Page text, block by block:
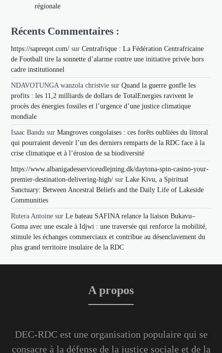
régionale
Récents Commentaires :
https://sapreqot.com/ surCentrafrique : La Fédération Centrafricaine
de Football tire la sonnette d’alarme contre une initiative privée hors
cadre institutionnel
NDAVOTUNGA wanzola christvie surQuand la guerre gonfle les
profits : les 11,2 milliards de dollars de TotalEnergies ravivent le
procès des énergies fossiles et l’urgence d’une justice climatique
mondiale
Isaac Bandu surMangroves congolaises : ces forêts oubliées du littoral
qui pourraient devenir l’un des derniers remparts de la RDC face à la
crise climatique et à l’érosion de sa biodiversité
https://www.albanigadesserviceudlejning.dk/daytona-spin-casino-your-
premier-destination-delivering-high/ surLake Kivu, a Spiritual
Sanctuary: Between Ancestral Beliefs and the Daily Life of Lakeside
Communities
Rutera Antoine surLe bateau SAFINA relance la liaison Bukavu–
Goma avec une escale à Idjwi : une traversée qui renforce la mobilité,
stimule les échanges commerciaux et contribue au désenclavement du
plus grand territoire insulaire de la RDC
A propos
DEC-RDC est une organisation populaire qui se
consacre à la défense de la justice sociale et de la